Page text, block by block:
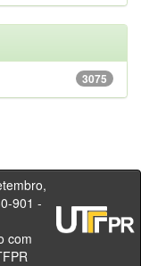
3075
901 -
com